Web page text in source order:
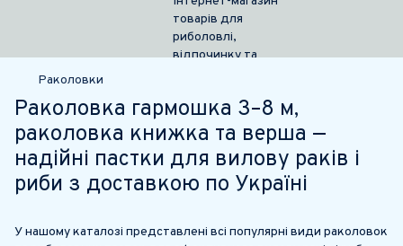
Раколовки
Раколовка гармошка 3–8 м,
раколовка книжка та верша —
надійні пастки для вилову раків і
риби з доставкою по Україні
У нашому каталозі представлені всі популярні види раколовок